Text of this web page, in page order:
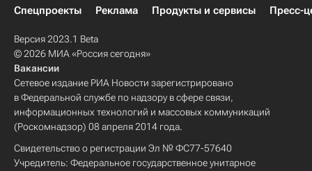
Спецпроекты
Реклама Продукты и сервисы Пресс-
Версия 2023.1 Beta
© 2026 МИА «Россия сегодня»
Вакансии
Сетевое издание РИА Новости зарегистрировано
в Федеральной службе по надзору в сфере связи,
информационных технологий и массовых коммуникаций
(Роскомнадзор) 08 апреля 2014 года.
Свидетельство о регистрации Эл № ФС77-57640
Учредитель: Федеральное государственное унитарное